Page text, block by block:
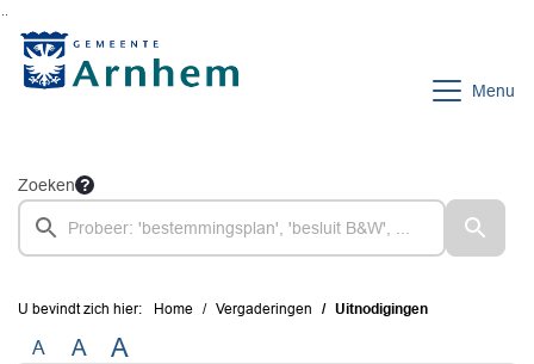
Menu
Zoeken
U bevindt zich hier: Home Vergaderingen Uitnodigingen
A A A